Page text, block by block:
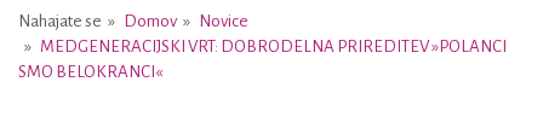
Nahajate se Domov
Novice
MEDGENERACIJSKI VRT: DOBRODELNA PRIREDITEV »POLANCI
SMO BELOKRANCI«